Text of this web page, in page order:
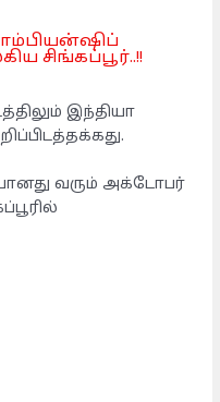
சிங்கப்பூர்..!!
இந்தியா
வரும் அக்டோபர்